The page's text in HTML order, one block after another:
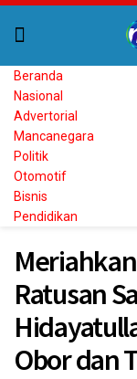
Beranda
Nasional
Advertorial
Mancanegara
Politik
Otomotif
Bisnis
Pendidikan
Ratusan
Obor dan